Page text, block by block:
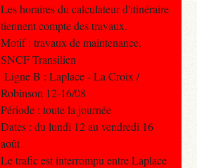
Les horaires du calculateur d'itinéraire
tiennent compte des travaux.
Motif : travaux de maintenance.
SNCF Transilien
Ligne B : Laplace - La Croix /
Robinson 12-16/08
Période : toute la journée
Dates : du lundi 12 au vendredi 16
août
Le trafic est interrompu entre Laplace